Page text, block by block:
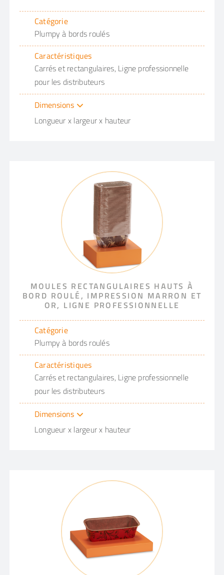
Catégorie
Plumpy à bords roulés
Caractéristiques
Carrés et rectangulaires, Ligne professionnelle
pour les distributeurs
Dimensions
Longueur x largeur x hauteur
MOULES RECTANGULAIRES HAUTS À
BORD ROULÉ, IMPRESSION MARRON ET
OR, LIGNE PROFESSIONNELLE
Catégorie
Plumpy à bords roulés
Caractéristiques
Carrés et rectangulaires, Ligne professionnelle
pour les distributeurs
Dimensions
Longueur x largeur x hauteur